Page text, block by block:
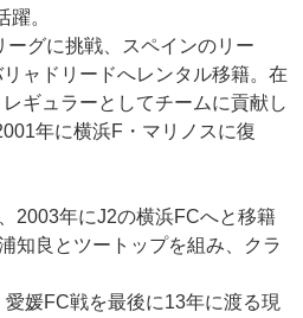
。
グに挑戦、スペインのリー
ャドリードへレンタル移籍。在
ギュラーとしてチームに貢献し
年に横浜F・マリノスに復
2003年にJ2の横浜FCへと移籍
知良とツートップを組み、クラ
媛FC戦を最後に13年に渡る現